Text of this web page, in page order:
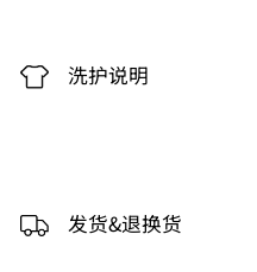
洗护说明
发货&退换货